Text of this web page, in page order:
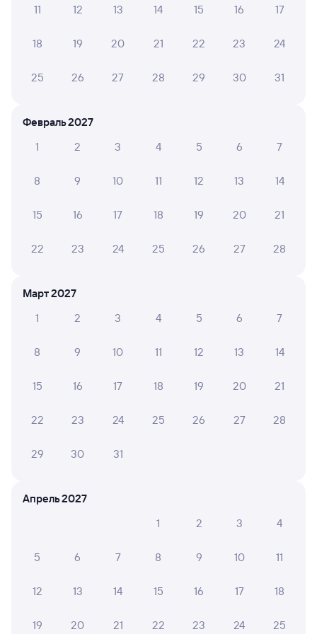
Купить жд билеты до Гмелинки
Мы используем cookies для более удобной работы
11 12 13 14 15 16 17
18 19 20 21 22 23 24
25 26 27 28 29 30 31
Февраль 2027
1
2 3 4 5 6 7
8 9 10 11 12 13 14
15 16 17 18 19 20 21
22 23 24 25 26 27 28
Март 2027
1
2 3 4 5 6 7
8 9 10 11 12 13 14
15 16 17 18 19 20 21
22 23 24 25 26 27 28
29 30 31
Апрель 2027
1
2 3 4
5 6 7 8 9 10 11
12 13 14 15 16 17 18
19 20 21 22 23 24 25